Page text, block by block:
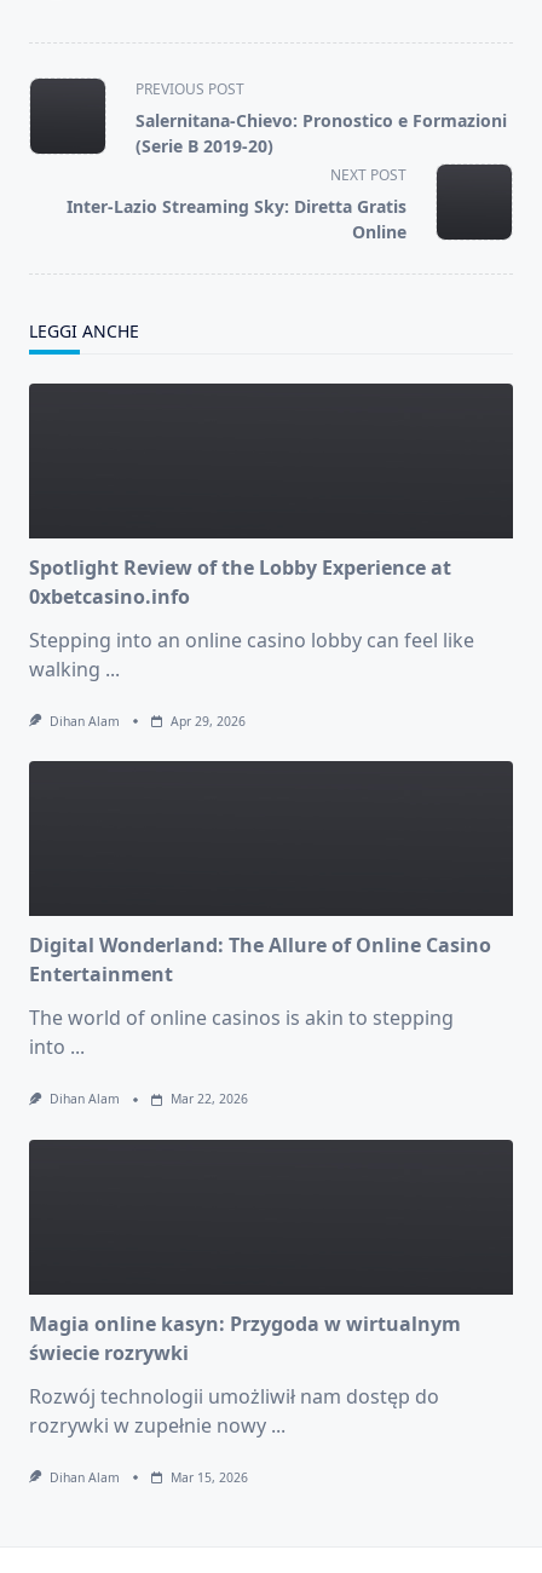
<span
class="nav-
subtitle
reader-
PREVIOUS POST
Salernitana-Chievo: Pronostico e Formazioni
(Serie B 2019-20)
NEXT POST
Inter-Lazio Streaming Sky: Diretta Gratis
Online
LEGGI ANCHE
Spotlight Review of the Lobby Experience at
0xbetcasino.info
Stepping into an online casino lobby can feel like
walking ...
Dihan Alam Apr 29, 2026
Digital Wonderland: The Allure of Online Casino
Entertainment
The world of online casinos is akin to stepping
into ...
Dihan Alam Mar 22, 2026
Magia online kasyn: Przygoda w wirtualnym
świecie rozrywki
Rozwój technologii umożliwił nam dostęp do
rozrywki w zupełnie nowy ...
Dihan Alam Mar 15, 2026